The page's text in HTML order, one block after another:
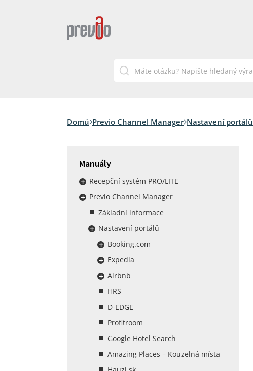
Domů Previo Channel Manager Nastavení portálů
Manuály
Recepční systém PRO/LITE
Previo Channel Manager
Základní informace
Nastavení portálů
Booking.com
Expedia
Airbnb
HRS
D-EDGE
Profitroom
Google Hotel Search
Amazing Places – Kouzelná místa